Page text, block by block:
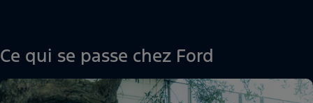
Ce qui se passe chez Ford